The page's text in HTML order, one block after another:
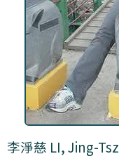
李淨慈 LI, Jing-Tsz